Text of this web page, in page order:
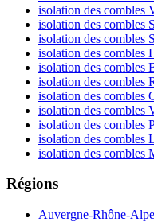
isolation des combles
isolation des combles
isolation des combles
isolation des combles
isolation des combles
isolation des combles
isolation des combles
isolation des combles
isolation des combles
isolation des combles
isolation des combles
Régions
Auvergne-Rhône-